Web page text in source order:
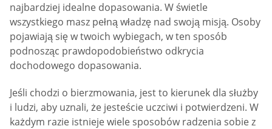
najbardziej idealne dopasowania. W świetle
wszystkiego masz pełną władzę nad swoją misją. Osoby
pojawiają się w twoich wybiegach, w ten sposób
podnosząc prawdopodobieństwo odkrycia
dochodowego dopasowania.
Jeśli chodzi o bierzmowania, jest to kierunek dla służby
i ludzi, aby uznali, że jesteście uczciwi i potwierdzeni. W
każdym razie istnieje wiele sposobów radzenia sobie z